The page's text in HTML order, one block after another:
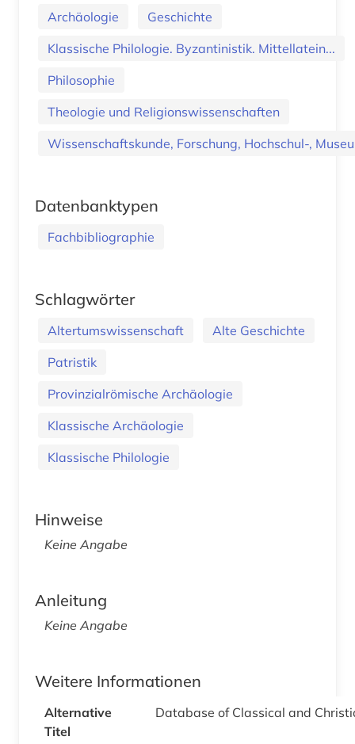
Archäologie
Geschichte
Klassische Philologie. Byzantinistik. Mittellatein...
Philosophie
Theologie und Religionswissenschaften
Wissenschaftskunde, Forschung, Hochschul-,
Datenbanktypen
Fachbibliographie
Schlagwörter
Altertumswissenschaft
Alte Geschichte
Patristik
Provinzialrömische Archäologie
Klassische Archäologie
Klassische Philologie
Hinweise
Keine Angabe
Anleitung
Keine Angabe
Weitere Informationen
Alternative
Titel
Database of Classical and